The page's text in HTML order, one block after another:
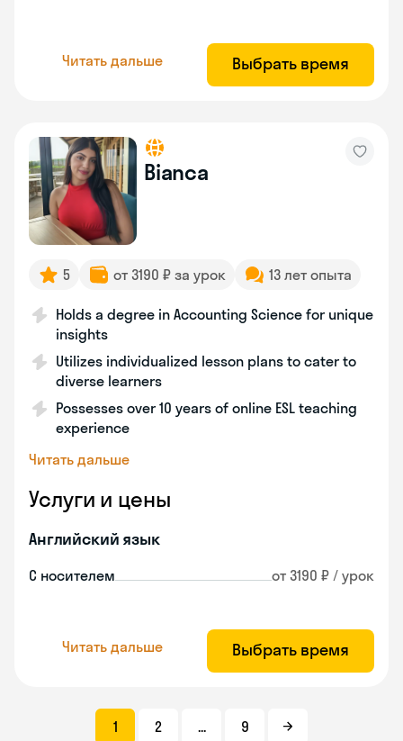
Читать дальше Выбрать время
Bianca
5 от 3190 ₽ за урок 13 лет опыта
Holds a degree in Accounting Science for unique
insights
Utilizes individualized lesson plans to cater to
diverse learners
Possesses over 10 years of online ESL teaching
experience
Читать дальше
Услуги и цены
Английский язык
С носителем от 3190 ₽ / урок
Читать дальше Выбрать время
1 2 ... 9